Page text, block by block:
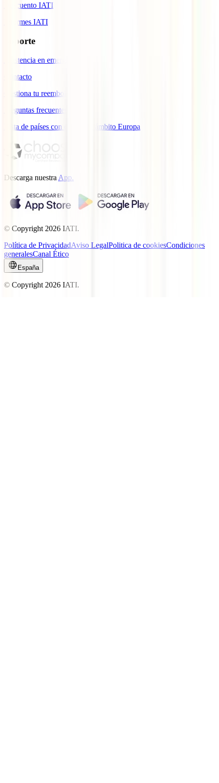
Descuento IATI
Informes IATI
Soporte
Asistencia en emergencias
Contacto
Gestiona tu reembolso
Preguntas frecuentes
Lista de países con cobertura ámbito Europa
Descarga nuestra App.
© Copyright 2026 IATI.
Política de PrivacidadAviso LegalPolitica de cookiesCondiciones
generalesCanal Ético
España
© Copyright 2026 IATI.